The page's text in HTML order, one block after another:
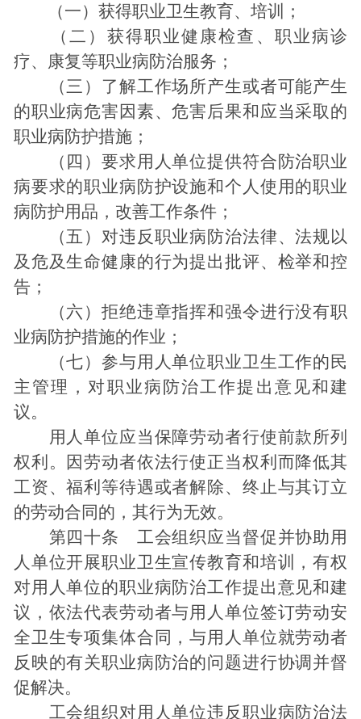
（一）获得职业卫生教育、培训；
（二）获得职业健康检查、职业病诊
疗、康复等职业病防治服务；
（三）了解工作场所产生或者可能产生
的职业病危害因素、危害后果和应当采取的
职业病防护措施；
（四）要求用人单位提供符合防治职业
病要求的职业病防护设施和个人使用的职业
病防护用品，改善工作条件；
（五）对违反职业病防治法律、法规以
及危及生命健康的行为提出批评、检举和控
告；
（六）拒绝违章指挥和强令进行没有职
业病防护措施的作业；
（七）参与用人单位职业卫生工作的民
主管理，对职业病防治工作提出意见和建
议。
用人单位应当保障劳动者行使前款所列
权利。因劳动者依法行使正当权利而降低其
工资、福利等待遇或者解除、终止与其订立
的劳动合同的，其行为无效。
第四十条 工会组织应当督促并协助用
人单位开展职业卫生宣传教育和培训，有权
对用人单位的职业病防治工作提出意见和建
议，依法代表劳动者与用人单位签订劳动安
全卫生专项集体合同，与用人单位就劳动者
反映的有关职业病防治的问题进行协调并督
促解决。
工会组织对用人单位违反职业病防治法